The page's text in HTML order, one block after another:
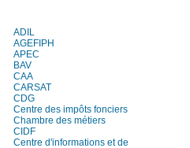
ADIL
AGEFIPH
APEC
BAV
CAA
CARSAT
CDG
Centre des impôts fonciers
Chambre des métiers
CIDF
Centre d'informations et de